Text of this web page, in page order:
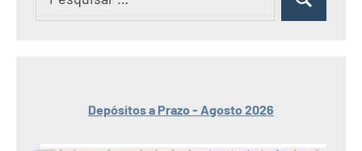
Pesquisar
Depósitos a Prazo - Agosto 2026